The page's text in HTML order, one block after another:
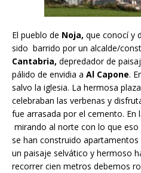
El pueblo de Noja, que conocí y
sido barrido por un alcalde/
Cantabria, depredador de
pálido de envidia a Al Capone.
salvo la iglesia. La hermosa
celebraban las verbenas y
fue arrasada por el cemento. En
mirando al norte con lo que
se han construido
un paisaje selvático y hermoso
recorrer cien metros debemos